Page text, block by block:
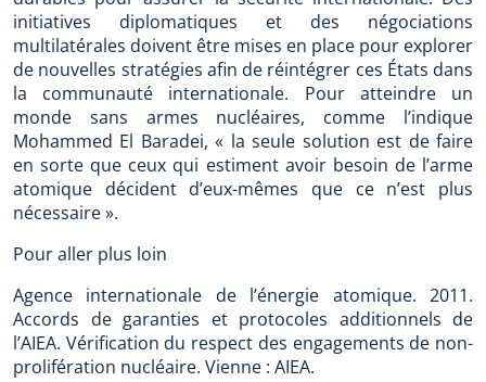
initiatives diplomatiques et des négociations
multilatérales doivent être mises en place pour explorer
de nouvelles stratégies afin de réintégrer ces États dans
la communauté internationale. Pour atteindre un
monde sans armes nucléaires, comme l’indique
Mohammed El Baradei, « la seule solution est de faire
en sorte que ceux qui estiment avoir besoin de l’arme
atomique décident d’eux-mêmes que ce n’est plus
nécessaire ».
Pour aller plus loin
Agence internationale de l’énergie atomique. 2011.
Accords de garanties et protocoles additionnels de
l’AIEA. Vérification du respect des engagements de non-
prolifération nucléaire. Vienne : AIEA.